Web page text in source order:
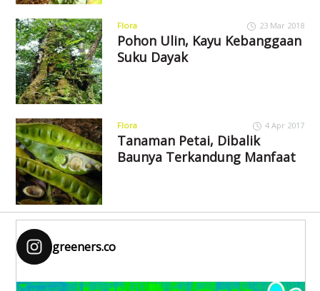
Flora 23 Mar 2018
Pohon Ulin, Kayu Kebanggaan
Suku Dayak
Flora 4 Apr 2017
Tanaman Petai, Dibalik
Baunya Terkandung Manfaat
greeners.co